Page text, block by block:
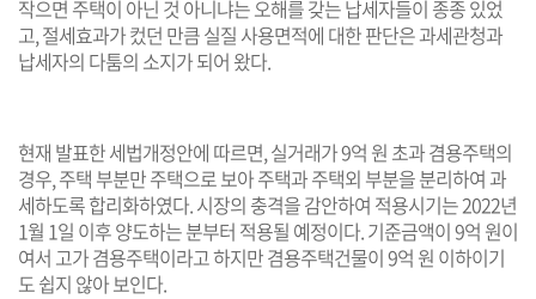
작으면 주택이 아닌 것 아니냐는 오해를 갖는 납세자들이 종종 있었
고, 절세효과가 컸던 만큼 실질 사용면적에 대한 판단은 과세관청과
납세자의 다툼의 소지가 되어 왔다.
현재 발표한 세법개정안에 따르면, 실거래가 9억 원 초과 겸용주택의
경우, 주택 부분만 주택으로 보아 주택과 주택외 부분을 분리하여 과
세하도록 합리화하였다. 시장의 충격을 감안하여 적용시기는 2022년
1월 1일 이후 양도하는 분부터 적용될 예정이다. 기준금액이 9억 원이
여서 고가 겸용주택이라고 하지만 겸용주택건물이 9억 원 이하이기
도 쉽지 않아 보인다.